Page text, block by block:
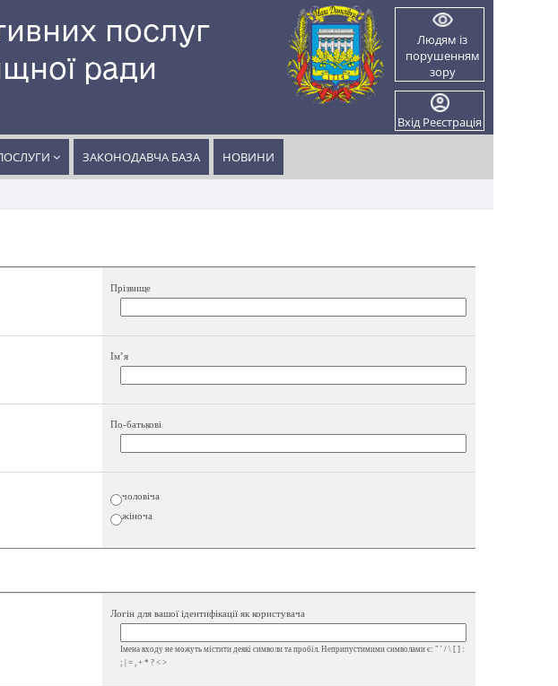
послуг
ради
Людям із
порушенням
зору
Вхід Реєстрація
ЗАКОНОДАВЧА БАЗА НОВИНИ
Прізвище
Ім’я
По-батькові
чоловіча
жіноча
Логін для вашої ідентифікації як користувача
Імена входу не можуть містити деякі символи та пробіл. Неприпустимими символами є: " ' / \ [ ] :
; | = , + * ? < >